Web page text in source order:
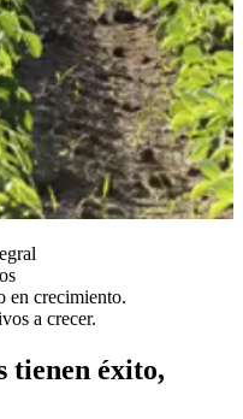
en crecimiento.
a crecer.
tienen éxito,